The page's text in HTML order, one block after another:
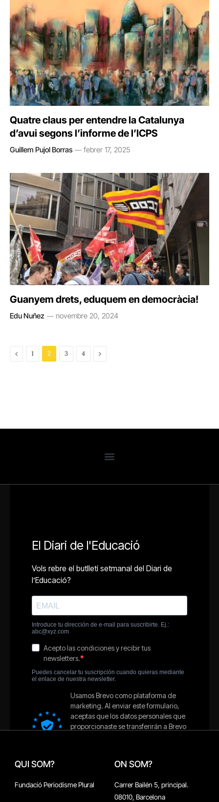
Quatre claus per entendre la Catalunya
d’avui segons l’informe de l’ICPS
Guillem Pujol Borras febrer 17, 2025
Guanyem drets, eduquem en democràcia!
Edu Nuñez novembre 20, 2024
Previous
1 2 3 4 Next
QUI SOM?
Fundació Periodisme Plural
ON SOM?
Carrer Bailén 5, principal.
08010, Barcelona